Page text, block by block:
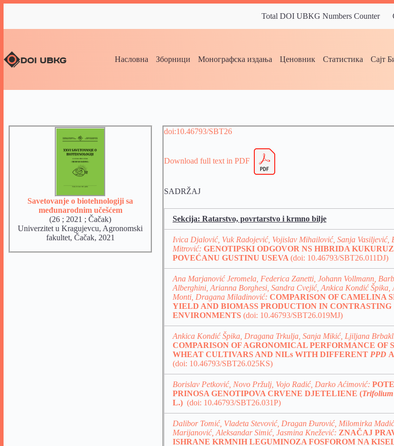
Total DOI UBKG Numbers Counter
Насловна Зборници Монографска издања Ценовник Статистика Сајт
Savetovanje o biotehnologiji sa
međunarodnim učešćem
(26 ; 2021 ; Čačak)
Univerzitet u Kragujevcu, Agronomski
fakultet, Čačak, 2021
doi:10.46793/SBT26
Download full text in PDF
SADRŽAJ
Sekcija: Ratarstvo, povrtarstvo i krmno bilje
Ivica Djalović, Vuk Radojević, Vojislav Mihailović, Sanja Vasiljević,
Mitrović: GENOTIPSKI ODGOVOR NS HIBRIDA
POVEĆANU GUSTINU USEVA (doi: 10.46793/SBT26.011DJ)
Ana Marjanović Jeromela, Federica Zanetti, Johann Vollmann,
Alberghini, Arianna Borghesi, Sandra Cvejić, Ankica Kondić Špika,
Monti, Dragana Miladinović: COMPARISON OF CAMELINA
YIELD AND BIOMASS PRODUCTION IN CONTRASTING
ENVIRONMENTS (doi: 10.46793/SBT26.019MJ)
Ankica Kondić Špika, Dragana Trkulja, Sanja Mikić, Ljiljana
COMPARISON OF AGRONOMICAL PERFORMANCE OF
WHEAT CULTIVARS AND NILs WITH DIFFERENT PPD
(doi: 10.46793/SBT26.025KS)
Borislav Petković, Novo Pržulj, Vojo Radić, Darko Aćimović:
PRINOSA GENOTIPOVA CRVENE DJETELIENE (Trifolium
L.) (doi: 10.46793/SBT26.031P)
Dalibor Tomić, Vladeta Stevović, Dragan Đurović, Milomirka
Marijanović, Aleksandar Simić, Jasmina Knežević: ZNAČAJ
ISHRANE KRMNIH LEGUMINOZA FOSFOROM NA